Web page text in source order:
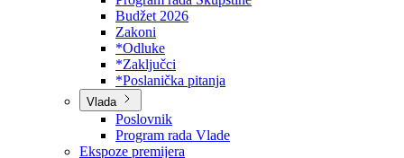
Skupština
Poslovnik
Program rada Skupštine
Budžet 2026
Zakoni
*Odluke
*Zaključci
*Poslanička pitanja
Vlada